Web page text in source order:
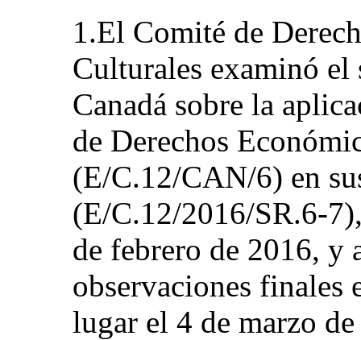
1.El Comité de
Culturales examinó
Canadá sobre la
de Derechos
(E/C.12/CAN/6) en
(E/C.12/2016/
de febrero de 2016, y
observaciones finales
lugar el 4 de marzo